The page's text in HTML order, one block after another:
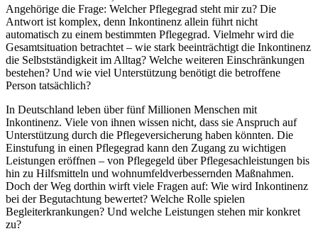
Angehörige die Frage: Welcher Pflegegrad steht mir zu? Die
Antwort ist komplex, denn Inkontinenz allein führt nicht
automatisch zu einem bestimmten Pflegegrad. Vielmehr wird die
Gesamtsituation betrachtet – wie stark beeinträchtigt die Inkontinenz
die Selbstständigkeit im Alltag? Welche weiteren Einschränkungen
bestehen? Und wie viel Unterstützung benötigt die betroffene
Person tatsächlich?
In Deutschland leben über fünf Millionen Menschen mit
Inkontinenz. Viele von ihnen wissen nicht, dass sie Anspruch auf
Unterstützung durch die Pflegeversicherung haben könnten. Die
Einstufung in einen Pflegegrad kann den Zugang zu wichtigen
Leistungen eröffnen – von Pflegegeld über Pflegesachleistungen bis
hin zu Hilfsmitteln und wohnumfeldverbessernden Maßnahmen.
Doch der Weg dorthin wirft viele Fragen auf: Wie wird Inkontinenz
bei der Begutachtung bewertet? Welche Rolle spielen
Begleiterkrankungen? Und welche Leistungen stehen mir konkret
zu?